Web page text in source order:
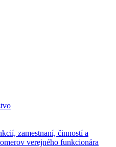
zamestnaní, činností a
verejného funkcionára